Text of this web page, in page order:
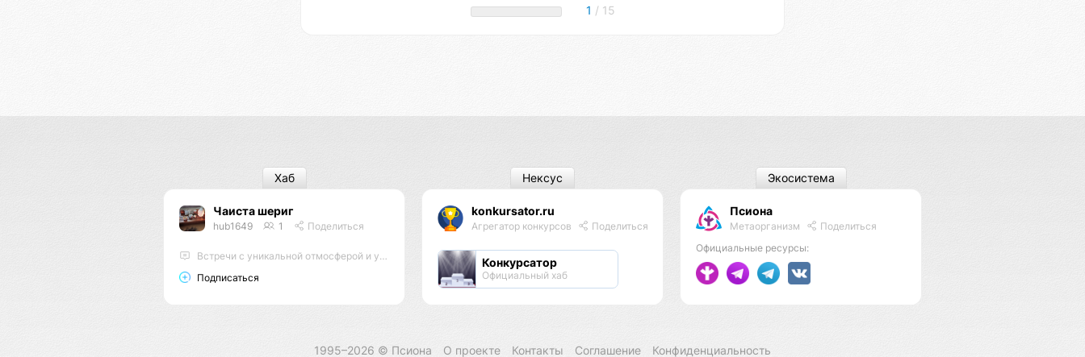
1 / 15
Чаиста шериг
hub1649 1 Поделиться
Встречи с уникальной отмосферой и утончёными ароматами
Подписаться
Хаб
konkursator.ru
Агрегатор конкурсов Поделиться
Конкурсатор
Официальный хаб
Нексус
Псиона
Метаорганизм
Поделиться
Официальные ресурсы:
Экосистема
1995–2026 © Псиона О проекте Контакты Соглашение Конфиденциальность